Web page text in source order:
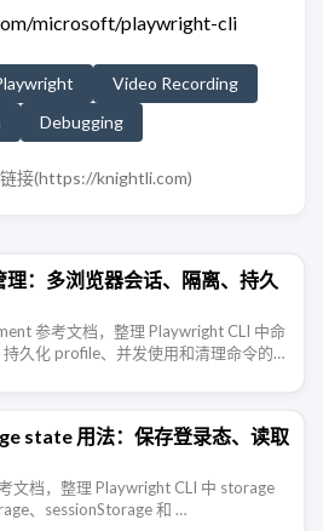
microsoft/playwright-cli
Video Recording
Debugging
接(https://knightli.com)
：多浏览器会话、隔离、持久
参考文档，整理 Playwright CLI 中命
久化 profile、并发使用和清理命令的常
state 用法：保存登录态、读取
文档，整理 Playwright CLI 中 storage
、sessionStorage 和 …